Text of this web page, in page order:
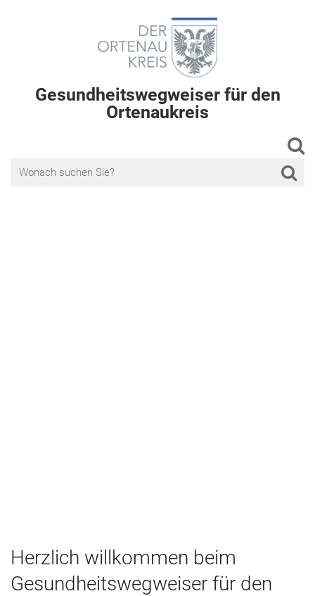
Gesundheitswegweiser für den
Ortenaukreis
Herzlich willkommen beim
Gesundheitswegweiser für den